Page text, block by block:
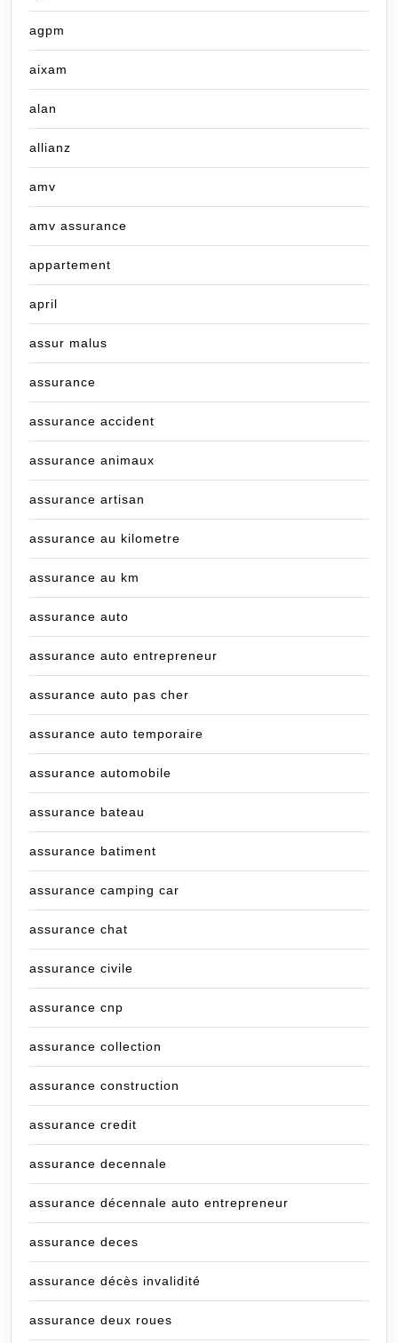
agpm
aixam
alan
allianz
amv
amv assurance
appartement
april
assur malus
assurance
assurance accident
assurance animaux
assurance artisan
assurance au kilometre
assurance au km
assurance auto
assurance auto entrepreneur
assurance auto pas cher
assurance auto temporaire
assurance automobile
assurance bateau
assurance batiment
assurance camping car
assurance chat
assurance civile
assurance cnp
assurance collection
assurance construction
assurance credit
assurance decennale
assurance décennale auto entrepreneur
assurance deces
assurance décès invalidité
assurance deux roues